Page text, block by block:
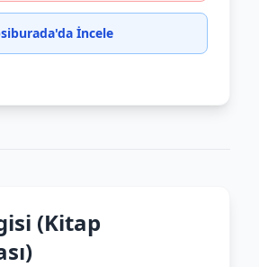
İncele
(Kitap